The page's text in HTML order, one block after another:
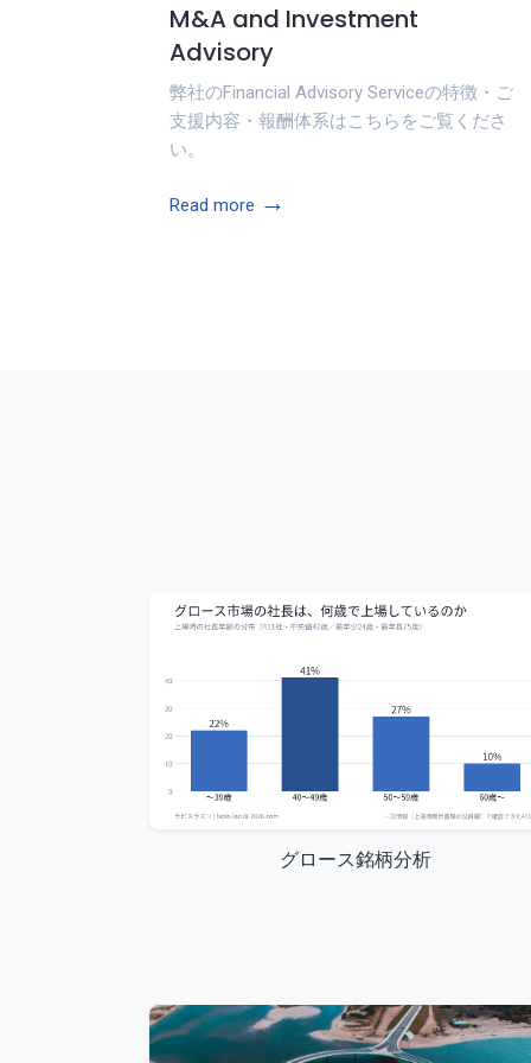
M&A and Investment
Advisory
弊社のFinancial Advisory Serviceの特徴・ご
支援内容・報酬体系はこちらをご覧くださ
い。
Read more →
グロース銘柄分析